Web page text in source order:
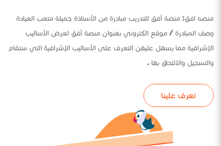
منصه افق: منصة أفق للتدريب مبادرة من الأستاذة جميلة متعب العيادة
وصف المبادرة / موقع الكتروني بعنوان منصة أفق لعرض الأساليب
الإشرافية مما يسهل عليهن التعرف على الأساليب الإشرافية التي ستقام
والتسجيل والالتحاق بها .
تعرف علينا